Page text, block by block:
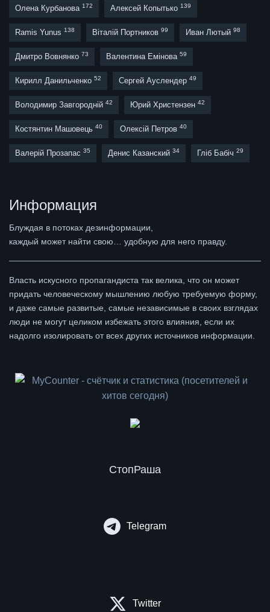
Олена Курбанова 172 Алексей Копытько 139
Ramis Yunus 138 Віталій Портников 99 Иван Лютый 98
Дмитро Вовнянко 73 Валентина Емінова 59
Кирилл Данильченко 52 Сергей Ауслендер 49
Володимир Завгородній 42 Юрий Христензен 42
Костянтин Машовець 40 Олексій Петров 40
Валерій Прозапас 35 Денис Казанский 34 Гліб Бабіч 29
Информация
Блуждая в потоках дезинформации,
каждый может найти свою… удобную для него правду.
Власть искусного пропагандиста так велика, что он может
придать человеческому мышлению любую требуемую форму,
и даже самые развитые, самые независимые в своих взглядах
люди не могут целиком избежать этого влияния, если их
надолго изолировать от всех других источников информации.
СтопРаша
Telegram
Twitter